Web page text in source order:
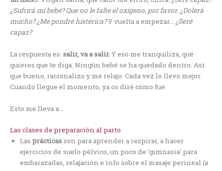
¿Sufrirá mi bebé? Que no le falte el oxígeno, por favor. ¿Dolerá
mucho? ¿Me pondré histérica?Y vuelta a empezar… ¿Seré
capaz?
La respuesta es: salir, va a salir.Y eso me tranquiliza, qué
quieres que te diga. Ningún bebé se ha quedado dentro. Así
que bueno, racionalizo y me relajo. Cada vez lo llevo mejor.
Cuando llegue el momento, ya os diré cómo fue.
Esto me lleva a…
Las clases de preparación al parto
Las prácticasson para aprender a respirar, a hacer
ejercicios de suelo pélvico, un poco de ‘gimnasia’ para
embarazadas, relajación e info sobre el masaje perineal (a